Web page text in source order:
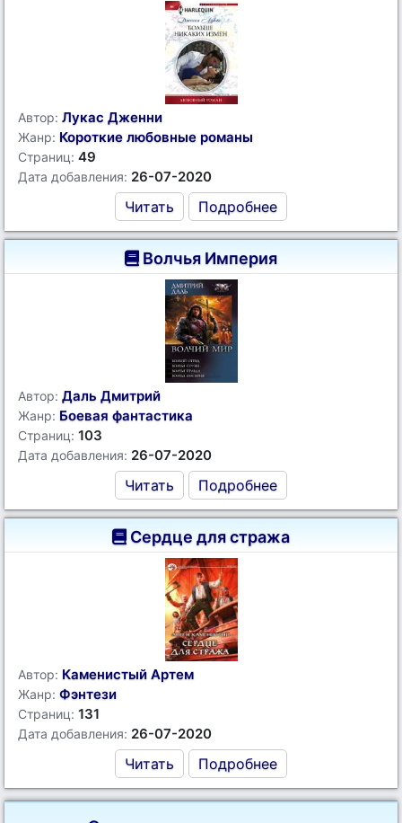
Автор: Лукас Дженни
Жанр: Короткие любовные романы
Страниц: 49
Дата добавления: 26-07-2020
Читать Подробнее
Волчья Империя
Автор: Даль Дмитрий
Жанр: Боевая фантастика
Страниц: 103
Дата добавления: 26-07-2020
Читать Подробнее
Сердце для стража
Автор: Каменистый Артем
Жанр: Фэнтези
Страниц: 131
Дата добавления: 26-07-2020
Читать Подробнее